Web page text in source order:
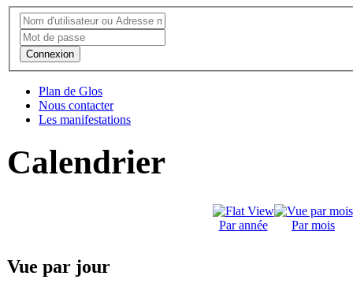
Connexion
Plan de Glos
Nous contacter
Les manifestations
Calendrier
Par année Par mois
Vue par jour